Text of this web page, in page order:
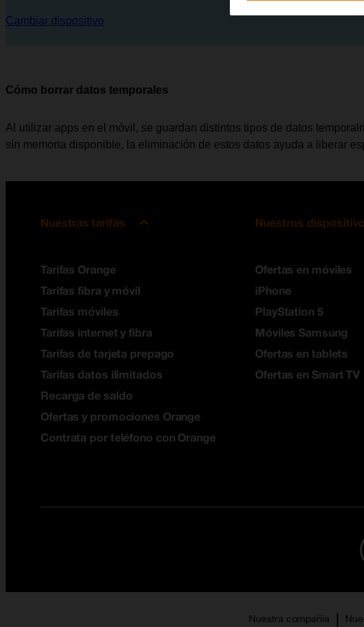
Cambiar dispositivo
Cómo borrar datos temporales
Al utilizar apps en el móvil, se guardan distintos tipos de datos
sin memoria disponible, la eliminación de estos datos ayuda a liberar
Nuestras tarifas
Tarifas Orange
Tarifas fibra y móvil
Tarifas móviles
Tarifas internet y fibra
Tarifas de tarjeta prepago
Tarifas datos ilimitados
Recarga de saldo
Ofertas y promociones Orange
Contrata por teléfono con Orange
Nuestros
Ofertas en móviles
iPhone
PlayStation 5
Móviles Samsung
Ofertas en tablets
Ofertas en Smart TV
Nuestra compañía